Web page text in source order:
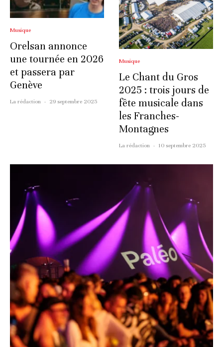
Musique
Orelsan annonce
une tournée en 2026
et passera par
Genève
La rédaction · 29 septembre 2025
Musique
Le Chant du Gros
2025 : trois jours de
fête musicale dans
les Franches-
Montagnes
La rédaction · 10 septembre 2025